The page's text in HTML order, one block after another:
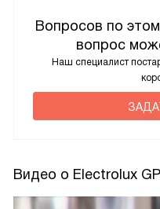
Вопросов по
вопрос
Наш специалист
Видео о Electrolux